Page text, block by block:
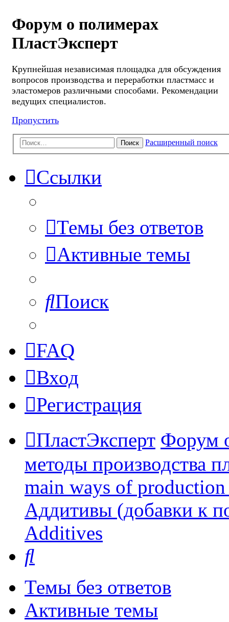
Форум о полимерах
ПластЭксперт
Крупнейшая независимая площадка для обсуждения
вопросов производства и переработки пластмасс и
эластомеров различными способами. Рекомендации
ведущих специалистов.
Пропустить
Поиск Расширенный поиск
Ссылки
Темы без ответов
Активные темы
Поиск
FAQ
Вход
Регистрация
ПластЭксперт Форум
методы производства
main ways of
Аддитивы (добавки к
Additives
Темы без ответов
Активные темы